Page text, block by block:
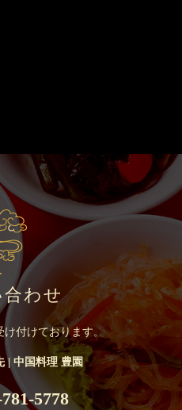
合わせ
け付けております。
| 中国料理 豊園
5778